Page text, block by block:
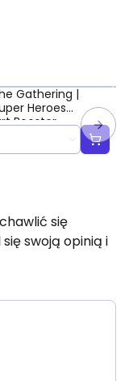
Gathering |
Heroes
Booster
się
swoją opinią i